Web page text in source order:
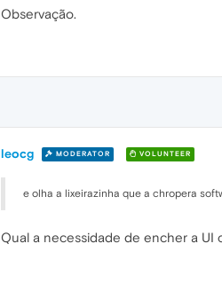
Observação.
leocg MODERATOR VOLUNTEER
e olha a lixeirazinha que a chropera
Qual a necessidade de encher a UI